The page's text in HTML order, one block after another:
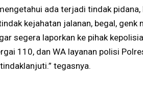
ada terjadi tindak
kejahatan jalanan, begal,
segera laporkan ke pihak
110, dan WA layanan polisi
tegasnya.